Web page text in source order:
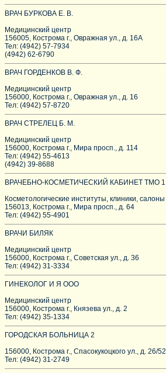
ВРАЧ БУРКОВА Е. В.
Медицинский центр
156005, Кострома г., Овражная ул., д. 16А
Тел: (4942) 57-7934
(4942) 62-6790
ВРАЧ ГОРДЕНКОВ В. Ф.
Медицинский центр
156000, Кострома г., Овражная ул., д. 16
Тел: (4942) 57-8720
ВРАЧ СТРЕЛЕЦ Б. М.
Медицинский центр
156000, Кострома г., Мира просп., д. 114
Тел: (4942) 55-4613
(4942) 39-8688
ВРАЧЕБНО-КОСМЕТИЧЕСКИЙ КАБИНЕТ ТМО 1
Косметологические институты, клиники, салоны
156013, Кострома г., Мира просп., д. 64
Тел: (4942) 55-4901
ВРАЧИ БИЛЯК
Медицинский центр
156000, Кострома г., Советская ул., д. 36
Тел: (4942) 31-3334
ГИНЕКОЛОГ И Я ООО
Медицинский центр
156000, Кострома г., Князева ул., д. 2
Тел: (4942) 35-1334
ГОРОДСКАЯ БОЛЬНИЦА 2
156000, Кострома г., Спасокукоцкого ул., д. 26/52
Тел: (4942) 31-2749